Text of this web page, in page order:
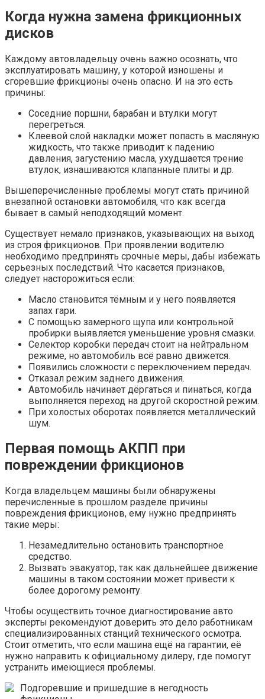
Когда нужна замена фрикционных
дисков
Каждому автовладельцу очень важно осознать, что
эксплуатировать машину, у которой изношены и
сгоревшие фрикционы очень опасно. И на это есть
причины:
Соседние поршни, барабан и втулки могут
перегреться.
Клеевой слой накладки может попасть в масляную
жидкость, что также приводит к падению
давления, загустению масла, ухудшается трение
втулок, изнашиваются клапанные плиты и др.
Вышеперечисленные проблемы могут стать причиной
внезапной остановки автомобиля, что как всегда
бывает в самый неподходящий момент.
Существует немало признаков, указывающих на выход
из строя фрикционов. При проявлении водителю
необходимо предпринять срочные меры, дабы избежать
серьезных последствий. Что касается признаков,
следует насторожиться если:
Масло становится тёмным и у него появляется
запах гари.
С помощью замерного щупа или контрольной
пробирки выявляется уменьшение уровня смазки.
Селектор коробки передач стоит на нейтральном
режиме, но автомобиль всё равно движется.
Появились сложности с переключением передач.
Отказал режим заднего движения.
Автомобиль начинает дёргаться и пинаться, когда
выполняется переход на другой скоростной режим.
При холостых оборотах появляется металлический
шум.
Первая помощь АКПП при
повреждении фрикционов
Когда владельцем машины были обнаружены
перечисленные в прошлом разделе причины
повреждения фрикционов, ему нужно предпринять
такие меры:
Незамедлительно остановить транспортное
средство.
Вызвать эвакуатор, так как дальнейшее движение
машины в таком состоянии может привести к
более дорогому ремонту.
Чтобы осуществить точное диагностирование авто
эксперты рекомендуют доверить это дело работникам
специализированных станций технического осмотра.
Стоит отметить, что если машина ещё на гарантии, её
нужно направить к официальному дилеру, где помогут
устранить имеющиеся проблемы.
Подгоревшие и пришедшие в негодность